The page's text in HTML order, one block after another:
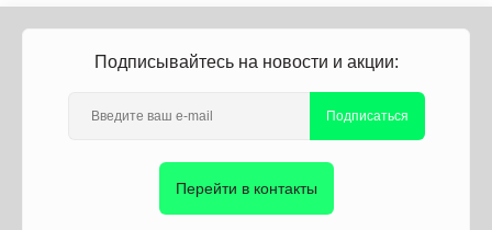
Подписывайтесь на новости и акции:
Подписаться
Перейти в контакты